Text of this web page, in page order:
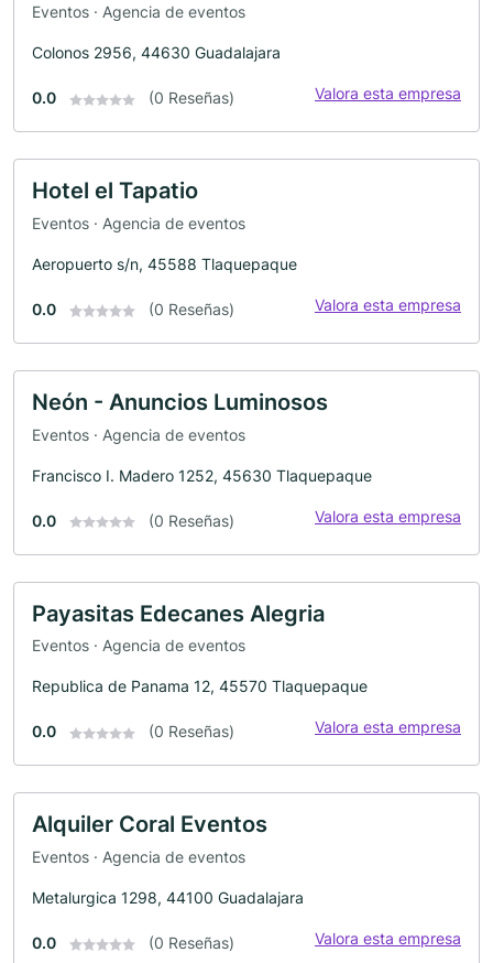
Eventos · Agencia de eventos
Colonos 2956, 44630 Guadalajara
0.0 (0 Reseñas) Valora esta empresa
Hotel el Tapatio
Eventos · Agencia de eventos
Aeropuerto s/n, 45588 Tlaquepaque
0.0 (0 Reseñas) Valora esta empresa
Neón - Anuncios Luminosos
Eventos · Agencia de eventos
Francisco I. Madero 1252, 45630 Tlaquepaque
0.0 (0 Reseñas) Valora esta empresa
Payasitas Edecanes Alegria
Eventos · Agencia de eventos
Republica de Panama 12, 45570 Tlaquepaque
0.0 (0 Reseñas) Valora esta empresa
Alquiler Coral Eventos
Eventos · Agencia de eventos
Metalurgica 1298, 44100 Guadalajara
0.0 (0 Reseñas) Valora esta empresa